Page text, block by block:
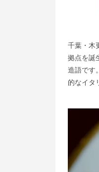
千葉・木
拠点を誕
造語です
的なイタ